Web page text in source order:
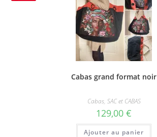
Cabas grand format noir
Cabas, SAC et CABAS
129,00 €
Ajouter au panier